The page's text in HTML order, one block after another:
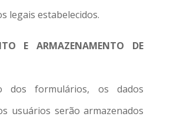
legais estabelecidos.
E ARMAZENAMENTO DE
dos formulários, os dados
usuários serão armazenados